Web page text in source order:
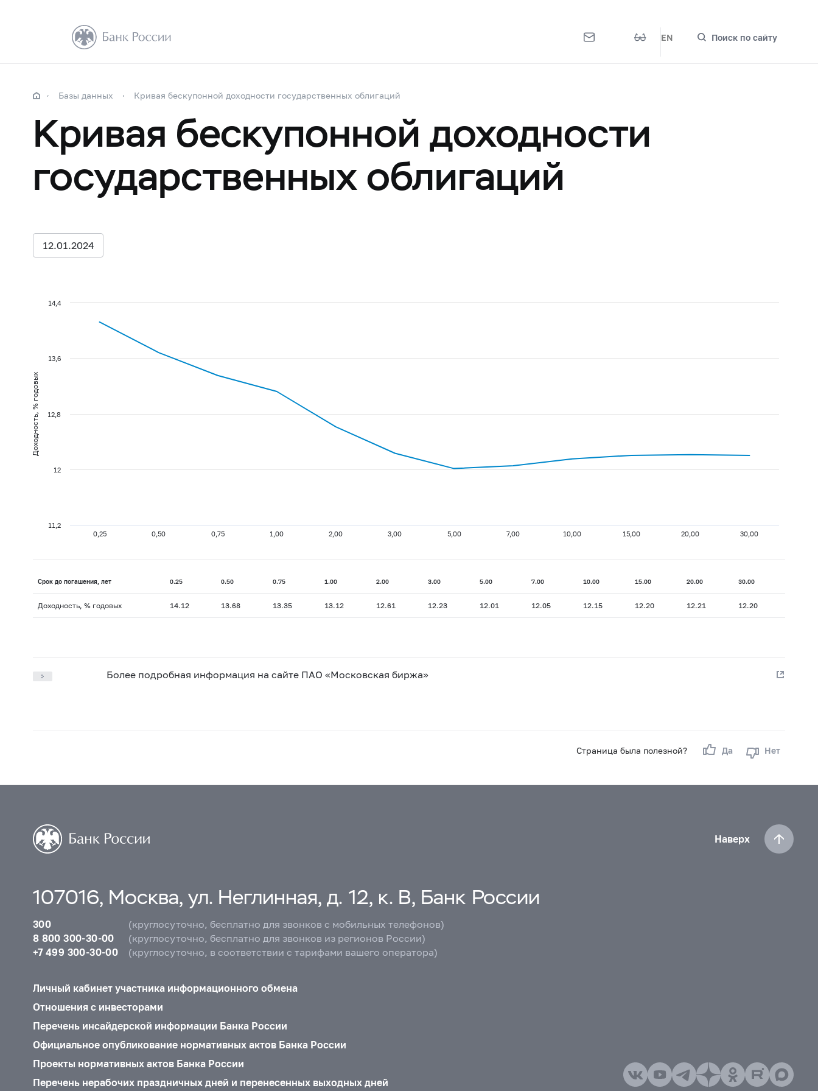
EN Поиск по сайту
Базы данных Кривая бескупонной доходности государственных облигаций
Кривая бескупонной доходности
государственных облигаций
12.01.2024
Доходность, % годовых
0,25 0,50 0,75 1,00 2,00 3,00 5,00 7,00 10,00 15,00 20,00 30,00
11,2
12
12,8
13,6
14,4
Срок до погашения, лет 0.25 0.50 0.75 1.00 2.00 3.00 5.00 7.00 10.00 15.00 20.00 30.00
Доходность, % годовых 14.12 13.68 13.35 13.12 12.61 12.23 12.01 12.05 12.15 12.20 12.21 12.20
Более подробная информация на сайте ПАО «Московская биржа»
Страница была полезной? Да Нет
Наверх
107016, Москва, ул. Неглинная, д. 12, к. В, Банк России
300
(круглосуточно, бесплатно для звонков с мобильных телефонов)
8 800 300-30-00
(круглосуточно, бесплатно для звонков из регионов России)
+7 499 300-30-00
(круглосуточно, в соответствии с тарифами вашего оператора)
Личный кабинет участника информационного обмена
Отношения с инвесторами
Перечень инсайдерской информации Банка России
Официальное опубликование нормативных актов Банка России
Проекты нормативных актов Банка России
Перечень нерабочих праздничных дней и перенесенных выходных дней